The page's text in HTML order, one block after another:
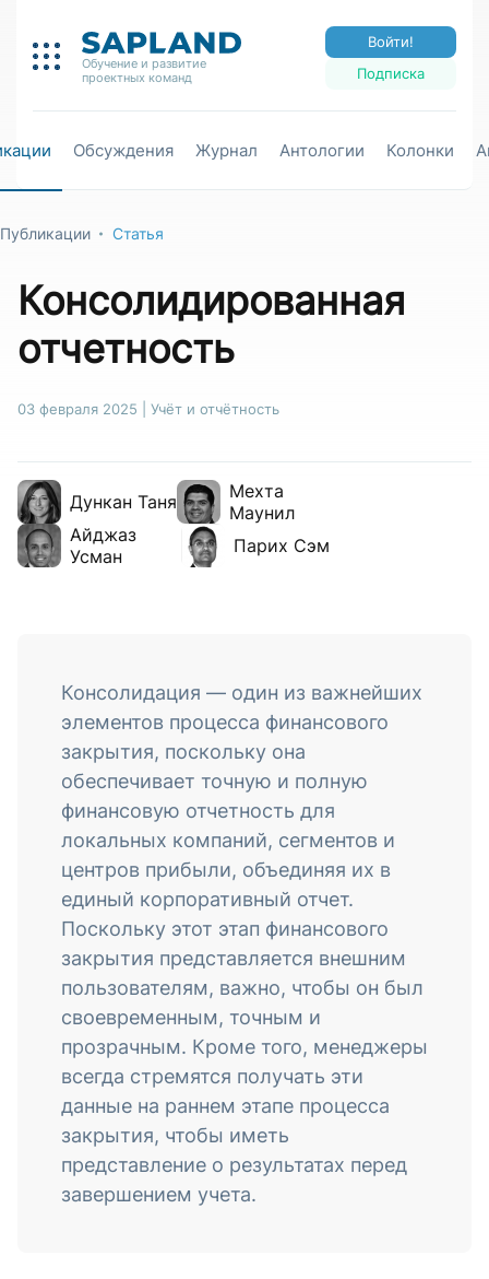
Обучение и развитие
проектных команд
Подписка
Войти!
Обсуждения Журнал Антологии Колонки
Публикации Статья
Консолидированная
отчетность
03 февраля 2025 Учёт и отчётность
Дункан Таня
Мехта
Маунил
Айджаз
Усман
Парих Сэм
Консолидация — один из важнейших
элементов процесса финансового
закрытия, поскольку она
обеспечивает точную и полную
финансовую отчетность для
локальных компаний, сегментов и
центров прибыли, объединяя их в
единый корпоративный отчет.
Поскольку этот этап финансового
закрытия представляется внешним
пользователям, важно, чтобы он был
своевременным, точным и
прозрачным. Кроме того, менеджеры
всегда стремятся получать эти
данные на раннем этапе процесса
закрытия, чтобы иметь
представление о результатах перед
завершением учета.